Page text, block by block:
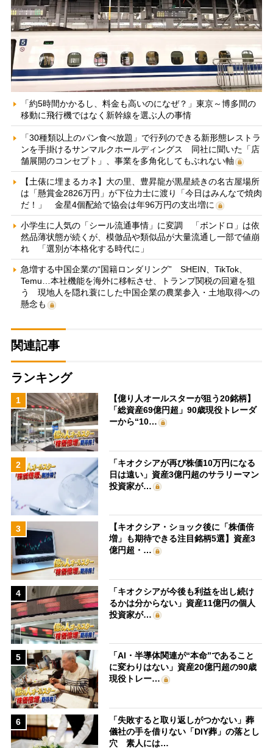
「約5時間かかるし、料金も高いのになぜ？」東京～博多間の
移動に飛行機ではなく新幹線を選ぶ人の事情
「30種類以上のパン食べ放題」で行列のできる新形態レストラ
ンを手掛けるサンマルクホールディングス 同社に聞いた「店
舗展開のコンセプト」、事業を多角化してもぶれない軸
【土俵に埋まるカネ】大の里、豊昇龍が黒星続きの名古屋場所
は「懸賞金2826万円」が下位力士に渡り「今日はみんなで焼肉
だ！」 金星4個配給で協会は年96万円の支出増に
小学生に人気の「シール流通事情」に変調 「ボンドロ」は依
然品薄状態が続くが、模倣品や類似品が大量流通し一部で値崩
れ 「選別が本格化する時代に」
急増する中国企業の“国籍ロンダリング” SHEIN、TikTok、
Temu…本社機能を海外に移転させ、トランプ関税の回避を狙
う 現地人を隠れ蓑にした中国企業の農業参入・土地取得への
懸念も
関連記事
ランキング
1
【億り人オールスターが狙う20銘柄】
「総資産69億円超」90歳現役トレーダ
ーから“10…
2
「キオクシアが再び株価10万円になる
日は遠い」資産3億円超のサラリーマン
投資家が…
3
【キオクシア・ショック後に「株価倍
増」も期待できる注目銘柄5選】資産3
億円超・…
4
「キオクシアが今後も利益を出し続け
るかは分からない」資産11億円の個人
投資家が…
5
「AI・半導体関連が“本命”であること
に変わりはない」資産20億円超の90歳
現役トレー…
6
「失敗すると取り返しがつかない」葬
儀社の手を借りない「DIY葬」の落とし
穴 素人には…